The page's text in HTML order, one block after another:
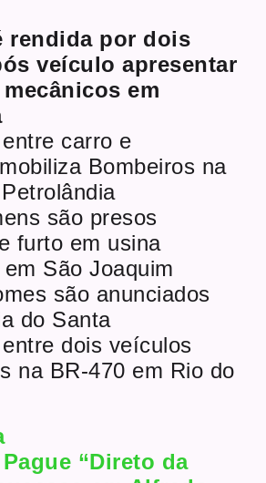
rendida por dois
veículo apresentar
em
carro e
Bombeiros na
são presos
furto em usina
São Joaquim
são anunciados
do Santa
dois veículos
na BR-470 em Rio do
“Direto da